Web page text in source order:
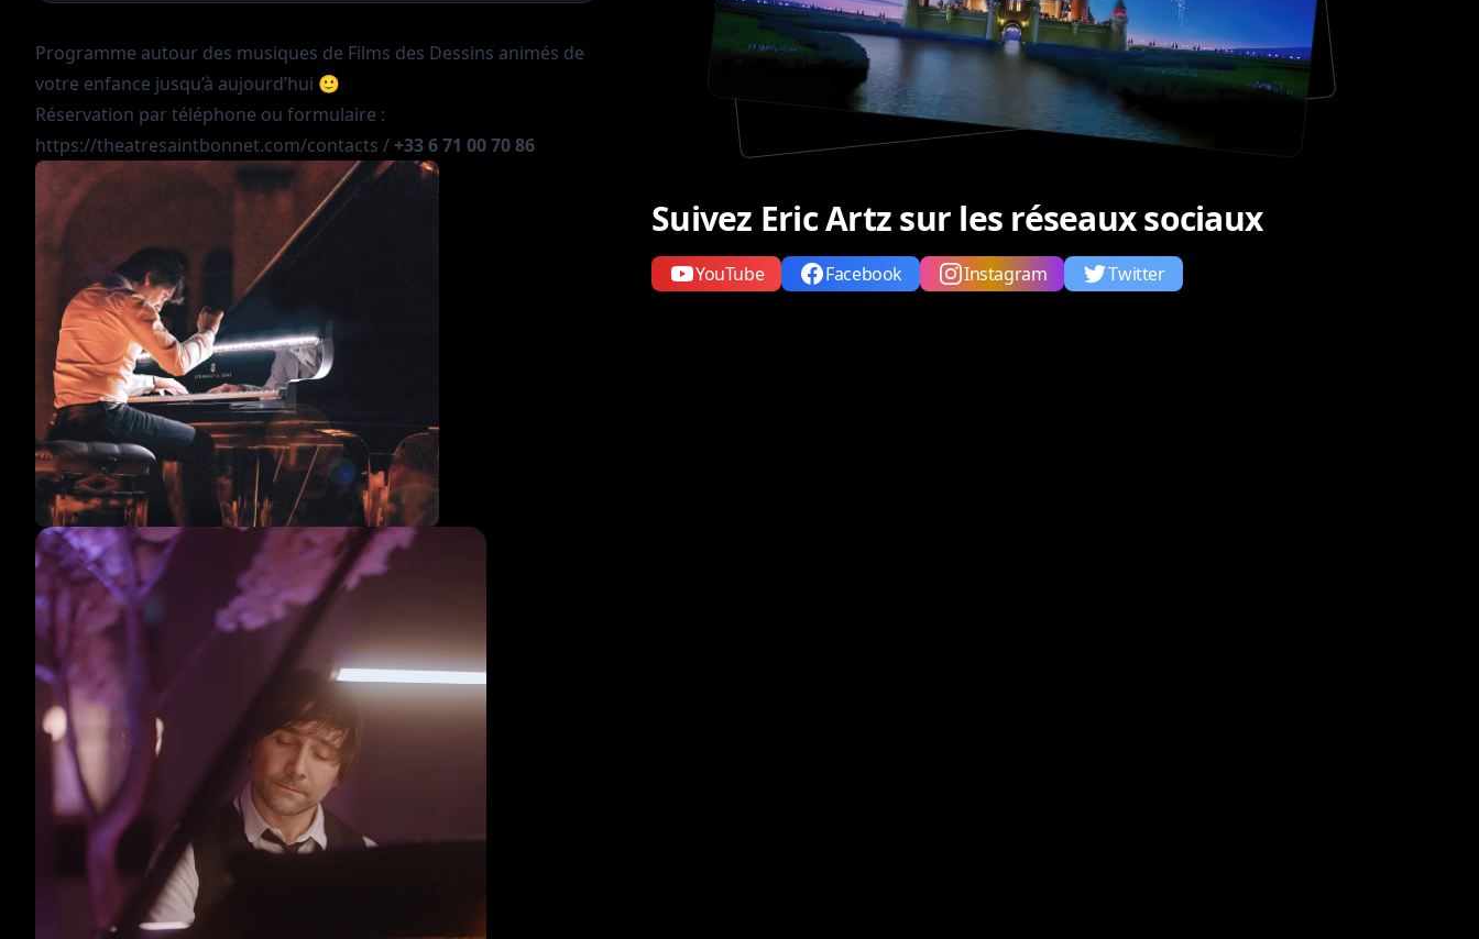
Programme autour des musiques de Films des Dessins animés de
votre enfance jusqu’à aujourd’hui 🙂
Réservation par téléphone ou formulaire :
https://theatresaintbonnet.com/contacts /+33 6 71 00 70 86
Suivez Eric Artz sur les réseaux sociaux
YouTube Facebook Instagram Twitter